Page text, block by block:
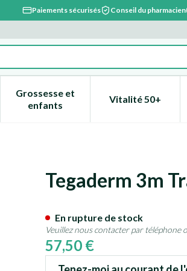
Paiements sécurisés Conseil du pharmacien
Beauté, soins et hygiène
menu pour la catégorie Régime,
Grossesse et
enfantsAfficher le sous-menu pour la
Vitalité 50+
Afficher le
10 1628
Tegaderm 3m
57,50 €
En rupture de stock
Veuillez nous contacter par téléphone